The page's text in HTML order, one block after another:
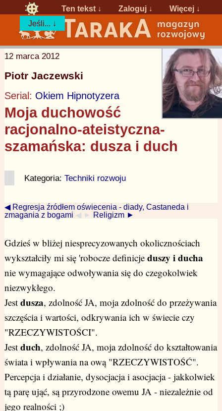
Ten tekst ↓ Zaloguj ↓
Więcej ↓
Jeśli... ↓
12 marca 2012
Piotr Jaczewski
Serial: Okiem Hipnotyzera
Moja duchowość
racjonalno-ateistyczna-
szamańska: dusza i duch
Kategoria: Techniki rozwoju
◀ Regresja źródłem oświecenia - diady, Castaneda i
zmagania z bogami ◀ ► Religizm ►
Gdzieś w bliżej niesprecyzowanych okolicznościach
wykształciły mi się 'robocze definicje duszy i ducha
nie wymagające odwoływania się do czegokolwiek
niezwykłego.
Jest dusza, zdolność JA, moja zdolność do przeżywania
szczęścia i wartości, odkrywania ich w świecie czy
"RZECZYWISTOŚCI".
Jest duch, zdolność JA, moja zdolność do kształtowania
świata i wpływania na ową "RZECZYWISTOŚĆ".
Percepcja i działanie, dysocjacja i asocjacja - jakkolwiek
tą parę ująć, są przyrodzone owemu JA - niezależnie od
jego realności ;)